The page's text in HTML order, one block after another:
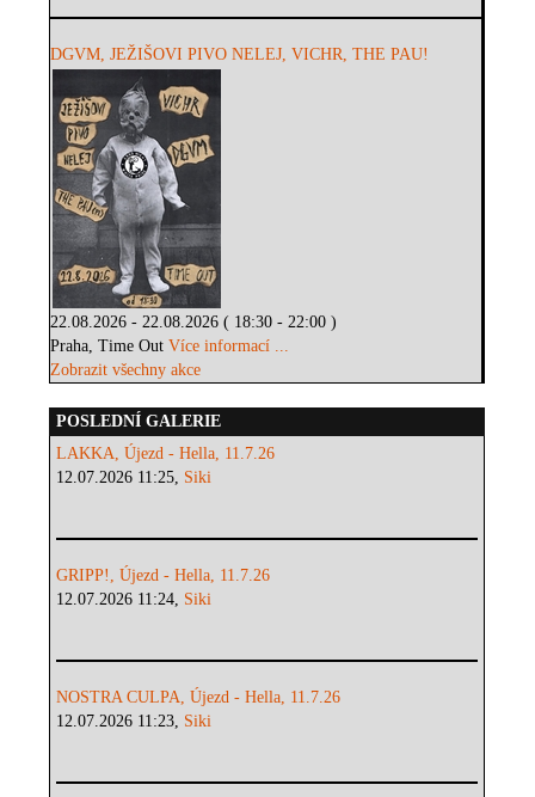
DGVM, JEŽIŠOVI PIVO NELEJ, VICHR, THE PAU!
22.08.2026 - 22.08.2026 ( 18:30 - 22:00 )
Praha, Time OutVíce informací ...
Zobrazit všechny akce
POSLEDNÍ GALERIE
LAKKA, Újezd - Hella, 11.7.26
12.07.2026 11:25, Siki
GRIPP!, Újezd - Hella, 11.7.26
12.07.2026 11:24, Siki
NOSTRA CULPA, Újezd - Hella, 11.7.26
12.07.2026 11:23, Siki